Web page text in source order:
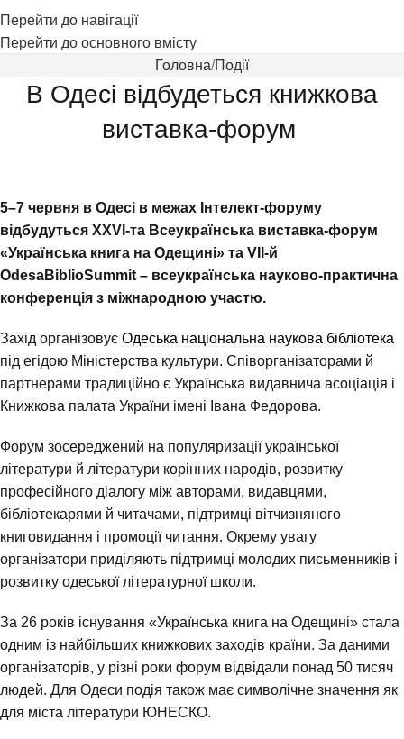
Перейти до навігації
Перейти до основного вмісту
Головна Події
В Одесі відбудеться книжкова
виставка-форум
5–7 червня в Одесі в межах Інтелект-форуму
відбудуться XXVI-та Всеукраїнська виставка-форум
«Українська книга на Одещині» та VII-й
OdesaBiblioSummit – всеукраїнська науково-практична
конференція з міжнародною участю.
Захід організовує Одеська національна наукова бібліотека
під егідою Міністерства культури. Співорганізаторами й
партнерами традиційно є Українська видавнича асоціація і
Книжкова палата України імені Івана Федорова.
Форум зосереджений на популяризації української
літератури й літератури корінних народів, розвитку
професійного діалогу між авторами, видавцями,
бібліотекарями й читачами, підтримці вітчизняного
книговидання і промоції читання. Окрему увагу
організатори приділяють підтримці молодих письменників і
розвитку одеської літературної школи.
За 26 років існування «Українська книга на Одещині» стала
одним із найбільших книжкових заходів країни. За даними
організаторів, у різні роки форум відвідали понад 50 тисяч
людей. Для Одеси подія також має символічне значення як
для міста літератури ЮНЕСКО.